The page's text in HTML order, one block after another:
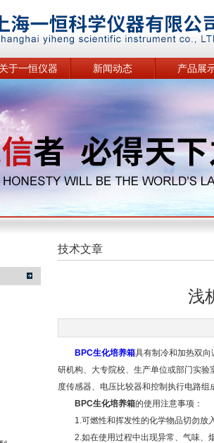
关于一恒仪器 新闻动态 产品展
技术文章
浅
BPC生化培养箱具有制冷和加热双
研机构、大专院校、生产单位或部门实
度传感器、电压比较器和控制执行电路组
BPC生化培养箱的使用注意事项：
1.可燃性和挥发性的化学物品切勿放
2.如在使用过程中出现异常、气味、烟